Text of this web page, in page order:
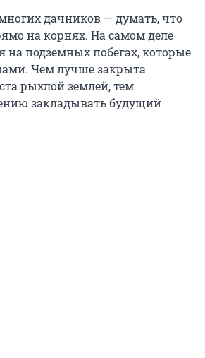
дачников — думать, что
на корнях. На самом деле
подземных побегах, которые
Чем лучше закрыта
рыхлой землей, тем
закладывать будущий